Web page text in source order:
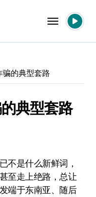
骗的典型套路
典型套路
至走上绝路，总让
端于东南亚、随后